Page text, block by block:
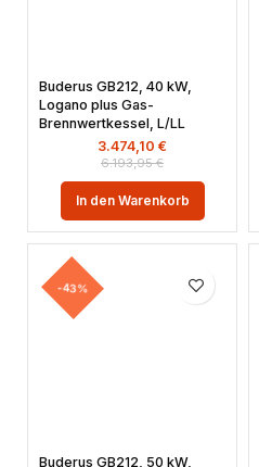
Buderus GB212, 40 kW,
Logano plus Gas-
Brennwertkessel, L/LL
6.193,95€
3.474,10 €
In den Warenkorb
-43%
Buderus GB212, 50 kW,